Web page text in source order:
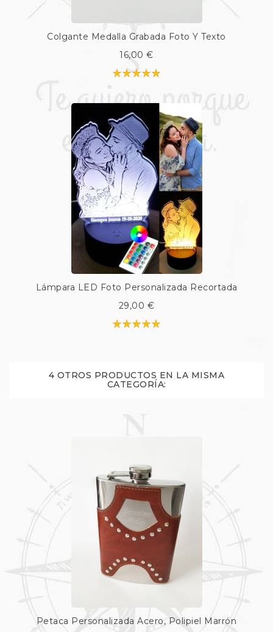
Colgante Medalla Grabada Foto Y Texto
16,00 €
Lámpara LED Foto Personalizada Recortada
29,00 €
4 OTROS PRODUCTOS EN LA MISMA
CATEGORÍA:
Petaca Personalizada Acero, Polipiel Marrón